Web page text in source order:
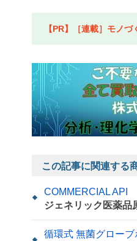
【PR】［連載］モノ
この記事に関連する
COMMERCIAL API
ジェネリック医薬品
循環式 無菌グロー